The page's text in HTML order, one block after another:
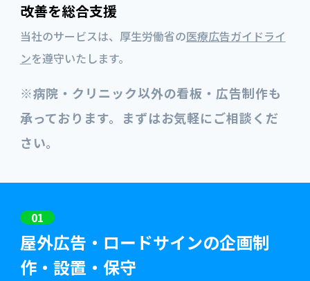
改善を総合支援
当社のサービスは、厚生労働省の医療広告ガイドライ
ンを遵守いたします。
※病院・クリニック以外の看板・広告制作も
承っております。まずはお気軽にご相談くだ
さい。
01
屋外広告・ロードサインの企画制
作・設置・保守